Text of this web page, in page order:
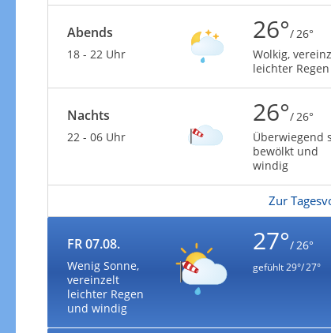
Abends
18 - 22 Uhr
26°/ 26°
Wolkig,
leichter Regen
Nachts
22 - 06 Uhr
26°/ 26°
Überwiegend
bewölkt und
windig
Zur
FR 07.08.
Wenig Sonne,
vereinzelt
leichter Regen
und windig
27°/ 26°
gefühlt29°/ 27°